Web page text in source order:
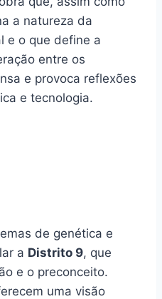
a natureza da
e o que define a
entre os
e provoca reflexões
e tecnologia.
de genética e
a Distrito 9, que
e o preconceito.
uma visão